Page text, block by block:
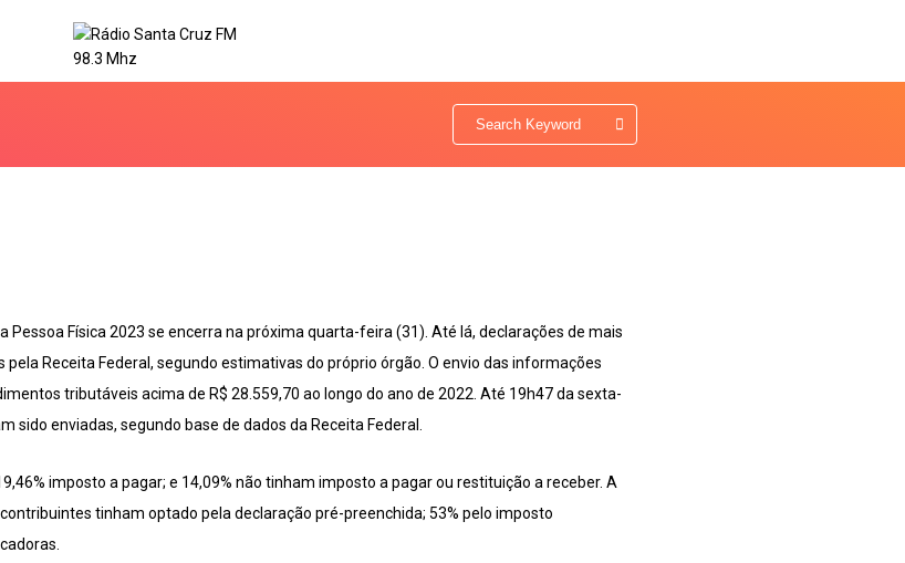
Pessoa Física 2023 se encerra na próxima quarta-feira (31). Até lá, declarações de mais
Receita Federal, segundo estimativas do próprio órgão. O envio das informações
tributáveis acima de R$ 28.559,70 ao longo do ano de 2022. Até 19h47 da sexta-
sido enviadas, segundo base de dados da Receita Federal.
imposto a pagar; e 14,09% não tinham imposto a pagar ou restituição a receber. A
tinham optado pela declaração pré-preenchida; 53% pelo imposto